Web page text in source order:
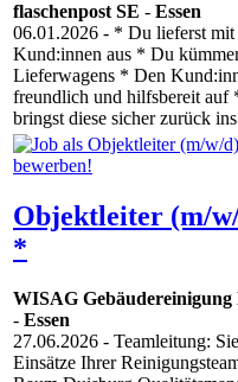
flaschenpost SE - Essen
06.01.2026 - * Du lieferst mit
Kund:innen aus * Du
Lieferwagens * Den
freundlich und hilfsbereit auf
bringst diese sicher zurück
Objektleiter (m/
*
WISAG
- Essen
27.06.2026 - Teamleitung:
Einsätze Ihrer